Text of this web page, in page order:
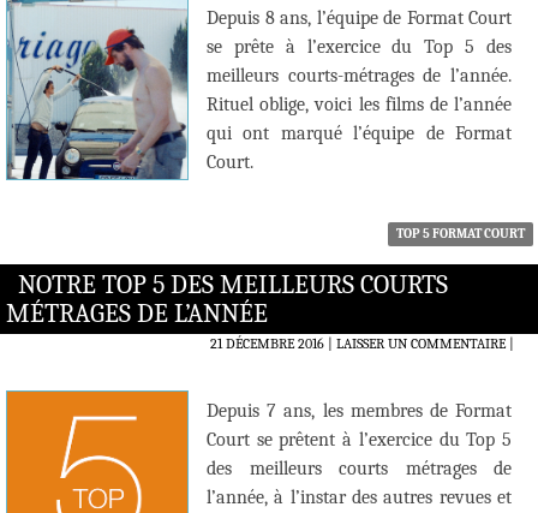
Depuis 8 ans, l’équipe de Format Court
se prête à l’exercice du Top 5 des
meilleurs courts-métrages de l’année.
Rituel oblige, voici les films de l’année
qui ont marqué l’équipe de Format
Court.
TOP 5 FORMAT COURT
NOTRE TOP 5 DES MEILLEURS COURTS
MÉTRAGES DE L’ANNÉE
21 DÉCEMBRE 2016 LAISSER UN COMMENTAIRE|
Depuis 7 ans, les membres de Format
Court se prêtent à l’exercice du Top 5
des meilleurs courts métrages de
l’année, à l’instar des autres revues et